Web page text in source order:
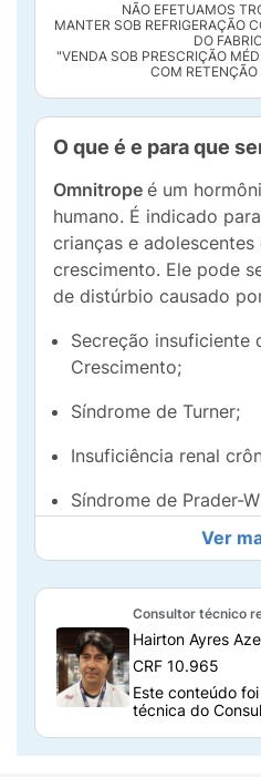
NÃO EFETUAMOS
MANTER SOB REFRIGERAÇÃO
DO
"VENDA SOB PRESCRIÇÃO
COM RETENÇÃO
O que é e para que
Omnitrope é um
humano. É indicado
crianças e
crescimento. Ele pode
de distúrbio causado
Secreção insuficiente
Crescimento;
Síndrome de Turner;
Insuficiência renal
Síndrome de Prader-
Ele também pode ser
pequenos para a idade
tratamento debaixa
(altura comprometida
identificável).
Ver
Consultor técnico
Hairton Ayres
CRF 10.965
Este conteúdo
técnica do